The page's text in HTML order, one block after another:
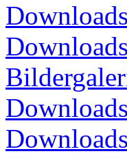
Downloads
Downloads
Downloads
Downloads